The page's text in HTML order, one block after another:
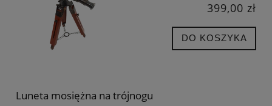
399,00 zł
DO KOSZYKA
Luneta mosiężna na trójnogu